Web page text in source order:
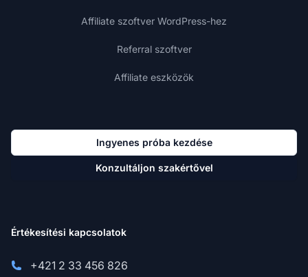
Affiliate szoftver WordPress-hez
Referral szoftver
Affiliate eszközök
Ingyenes próba kezdése
Konzultáljon szakértővel
Értékesítési kapcsolatok
+421 2 33 456 826